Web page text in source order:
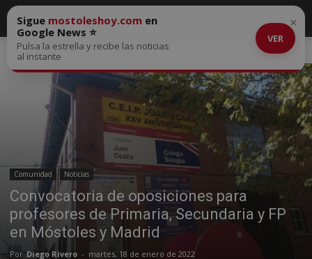
Inicio Comunidad
Comunidad Noticias
Convocatoria de oposiciones para
profesores de Primaria, Secundaria y FP
en Móstoles y Madrid
Por Diego Rivero - martes, 18 de enero de 2022
Sigue mostoleshoy.com en
Google News ⭐
Pulsa la estrella y recibe las noticias
al instante
VER
×